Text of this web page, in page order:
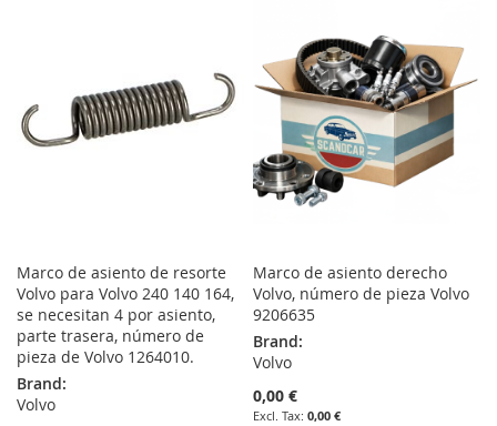
LIST
Marco de asiento de resorte
Volvo para Volvo 240 140 164,
se necesitan 4 por asiento,
parte trasera, número de
pieza de Volvo 1264010.
Brand:
Volvo
Marco de asiento derecho
Volvo, número de pieza Volvo
9206635
Brand:
Volvo
0,00 €
0,00 €